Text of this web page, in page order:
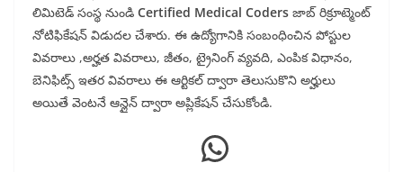
లిమిటెడ్ సంస్థ నుండి Certified Medical Coders జాబ్ రిక్రూట్మెంట్
నోటిఫికేషన్ విడుదల చేశారు. ఈ ఉద్యోగానికి సంబంధించిన పోస్టుల
వివరాలు ,అర్హత వివరాలు, జీతం, ట్రైనింగ్ వ్యవది, ఎంపిక విధానం,
బెనిఫిట్స్ ఇతర వివరాలు ఈ ఆర్టికల్ ద్వారా తెలుసుకొని అర్హులు
అయితే వెంటనే ఆన్లైన్ ద్వారా అప్లికేషన్ చేసుకోండి.
WhatsApp